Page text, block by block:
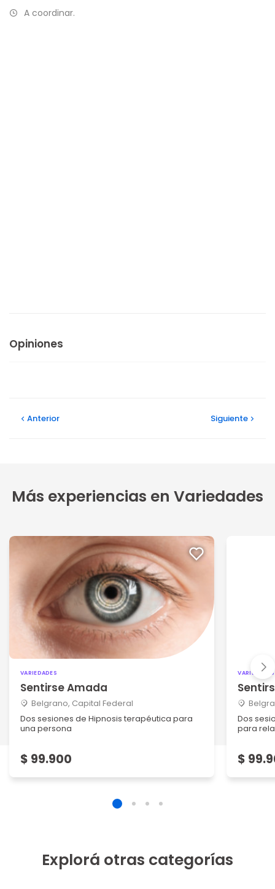
A coordinar.
Opiniones
Anterior Siguiente
Más experiencias en Variedades
VARIEDADES
Sentirse Amada
Belgrano, Capital Federal
Dos sesiones de Hipnosis terapéutica para
una persona
$ 99.900
VARIEDADES
Dos
para
$
Explorá otras categorías